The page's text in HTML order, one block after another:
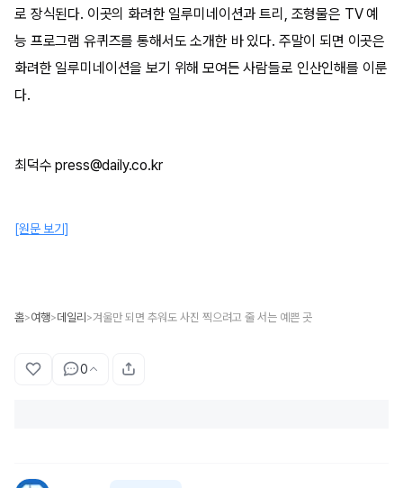
로 장식된다. 이곳의 화려한 일루미네이션과 트리, 조형물은 TV 예
능 프로그램 유퀴즈를 통해서도 소개한 바 있다. 주말이 되면 이곳은
화려한 일루미네이션을 보기 위해 모여든 사람들로 인산인해를 이룬
다.
최덕수 press@daily.co.kr
[원문 보기]
홈>여행>데일리 >겨울만 되면 추워도 사진 찍으려고 줄 서는 예쁜 곳
0